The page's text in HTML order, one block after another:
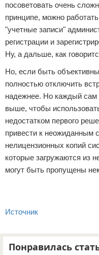
посоветовать очень
принципе, можно
"учетные записи"
регистрации и
Ну, а дальше, как
Но, если быть
полностью отключить
надежнее. Но каждый сам
выше, чтобы
недостатком первого
привести к неожиданным
нелицензионных копий
которые загружаются из
могут быть пропущены
Источник
Понравилась